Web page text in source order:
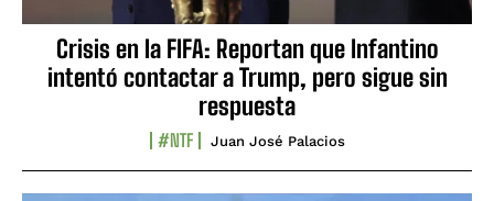
Crisis en la FIFA: Reportan que Infantino
intentó contactar a Trump, pero sigue sin
respuesta
#NTF Juan José Palacios